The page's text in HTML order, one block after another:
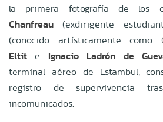
la primera fotografía de los
Chanfreau (exdirigente
(conocido artísticamente como
Eltit e Ignacio Ladrón de
terminal aéreo de Estambul,
registro de supervivencia
incomunicados.